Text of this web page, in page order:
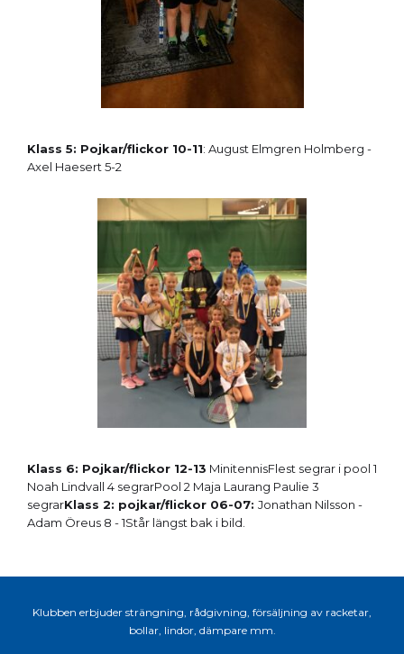
Klass 5: Pojkar/flickor 10-11: August Elmgren Holmberg -
Axel Haesert 5-2
Klass 6: Pojkar/flickor 12-13 MinitennisFlest segrar i pool 1
Noah Lindvall 4 segrarPool 2 Maja Laurang Paulie 3
segrarKlass 2: pojkar/flickor 06-07: Jonathan Nilsson -
Adam Öreus 8 - 1Står längst bak i bild.
Klubben erbjuder strängning, rådgivning, försäljning av racketar,
bollar, lindor, dämpare mm.